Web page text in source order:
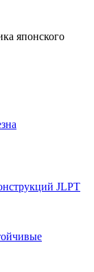
японского
JLPT